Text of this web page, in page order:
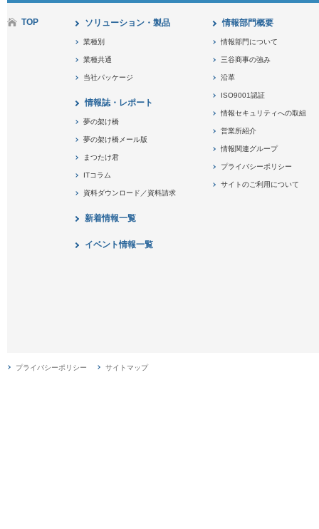
TOP ソリューション・製品
業種別
業種共通
当社パッケージ
情報誌・レポート
夢の架け橋
夢の架け橋メール版
まつたけ君
ITコラム
資料ダウンロード／資料請求
新着情報一覧
イベント情報一覧
情報部門概要
情報部門について
三谷商事の強み
沿革
ISO9001認証
情報セキュリティへの取組
営業所紹介
情報関連グループ
プライバシーポリシー
サイトのご利用について
プライバシーポリシー サイトマップ